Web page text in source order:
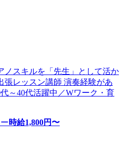
ノスキルを「先生」として活か
張レッスン講師 演奏経験があ
～40代活躍中／Wワーク・育
時給1,800円〜